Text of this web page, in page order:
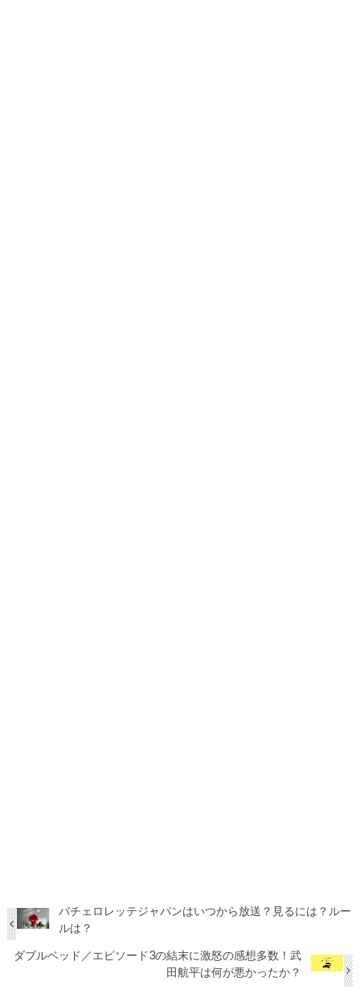
バチェロレッテジャパンはいつから放送？見るには？ルー
ルは？
ダブルベッド／エピソード3の結末に激怒の感想多数！武
田航平は何が悪かったか？